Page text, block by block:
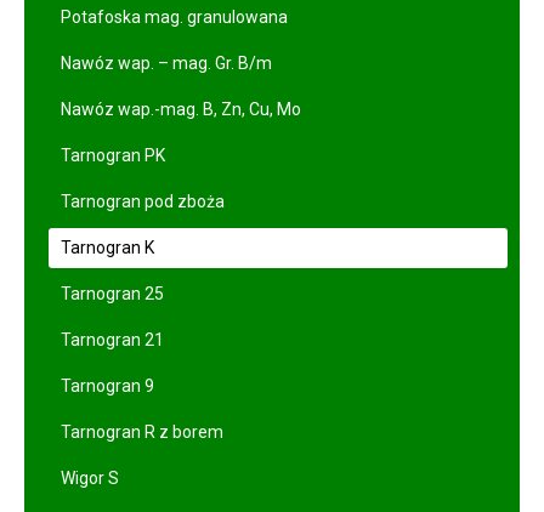
Potafoska mag. granulowana
Nawóz wap. – mag. Gr. B/m
Nawóz wap.-mag. B, Zn, Cu, Mo
Tarnogran PK
Tarnogran pod zboża
Tarnogran K
Tarnogran 25
Tarnogran 21
Tarnogran 9
Tarnogran R z borem
Wigor S